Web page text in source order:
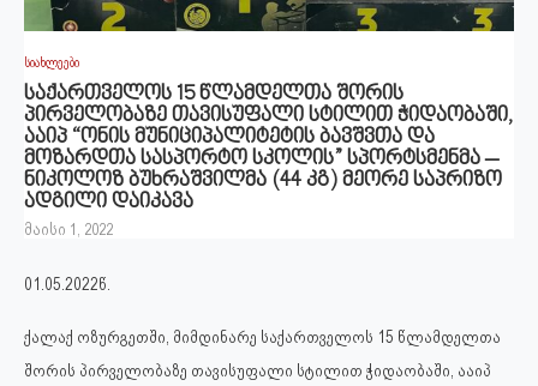
სიახლეები
საქართველოს 15 წლამდელთა შორის
პირველობაზე თავისუფალი სტილით ჭიდაობაში,
ააიპ “ონის მუნიციპალიტეტის ბავშვთა და
მოზარდთა სასპორტო სკოლის” სპორტსმენმა –
ნიკოლოზ ბუხრაშვილმა (44 კგ) მეორე საპრიზო
ადგილი დაიკავა
მაისი 1, 2022
01.05.2022წ.
ქალაქ ოზურგეთში, მიმდინარე საქართველოს 15 წლამდელთა
შორის პირველობაზე თავისუფალი სტილით ჭიდაობაში, ააიპ